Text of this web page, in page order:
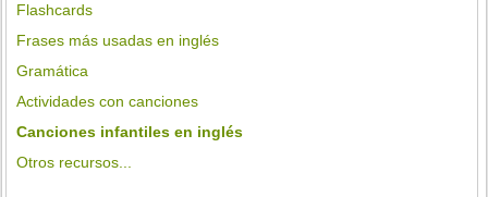
Flashcards
Frases más usadas en inglés
Gramática
Actividades con canciones
Canciones infantiles en inglés
Otros recursos...